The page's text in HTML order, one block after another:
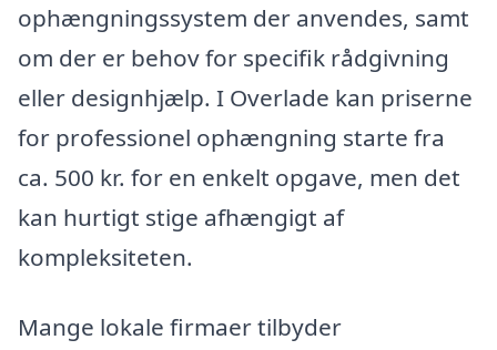
ophængningssystem der anvendes, samt
om der er behov for specifik rådgivning
eller designhjælp. I Overlade kan priserne
for professionel ophængning starte fra
ca. 500 kr. for en enkelt opgave, men det
kan hurtigt stige afhængigt af
kompleksiteten.
Mange lokale firmaer tilbyder